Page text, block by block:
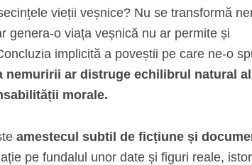
vieții veșnice? Nu se transformă
genera-o viața veșnică nu ar permite și
implicită a poveștii pe care ne-o
nemuririi ar distruge echilibrul natural
morale.
amestecul subtil de ficțiune și
pe fundalul unor date și figuri reale,